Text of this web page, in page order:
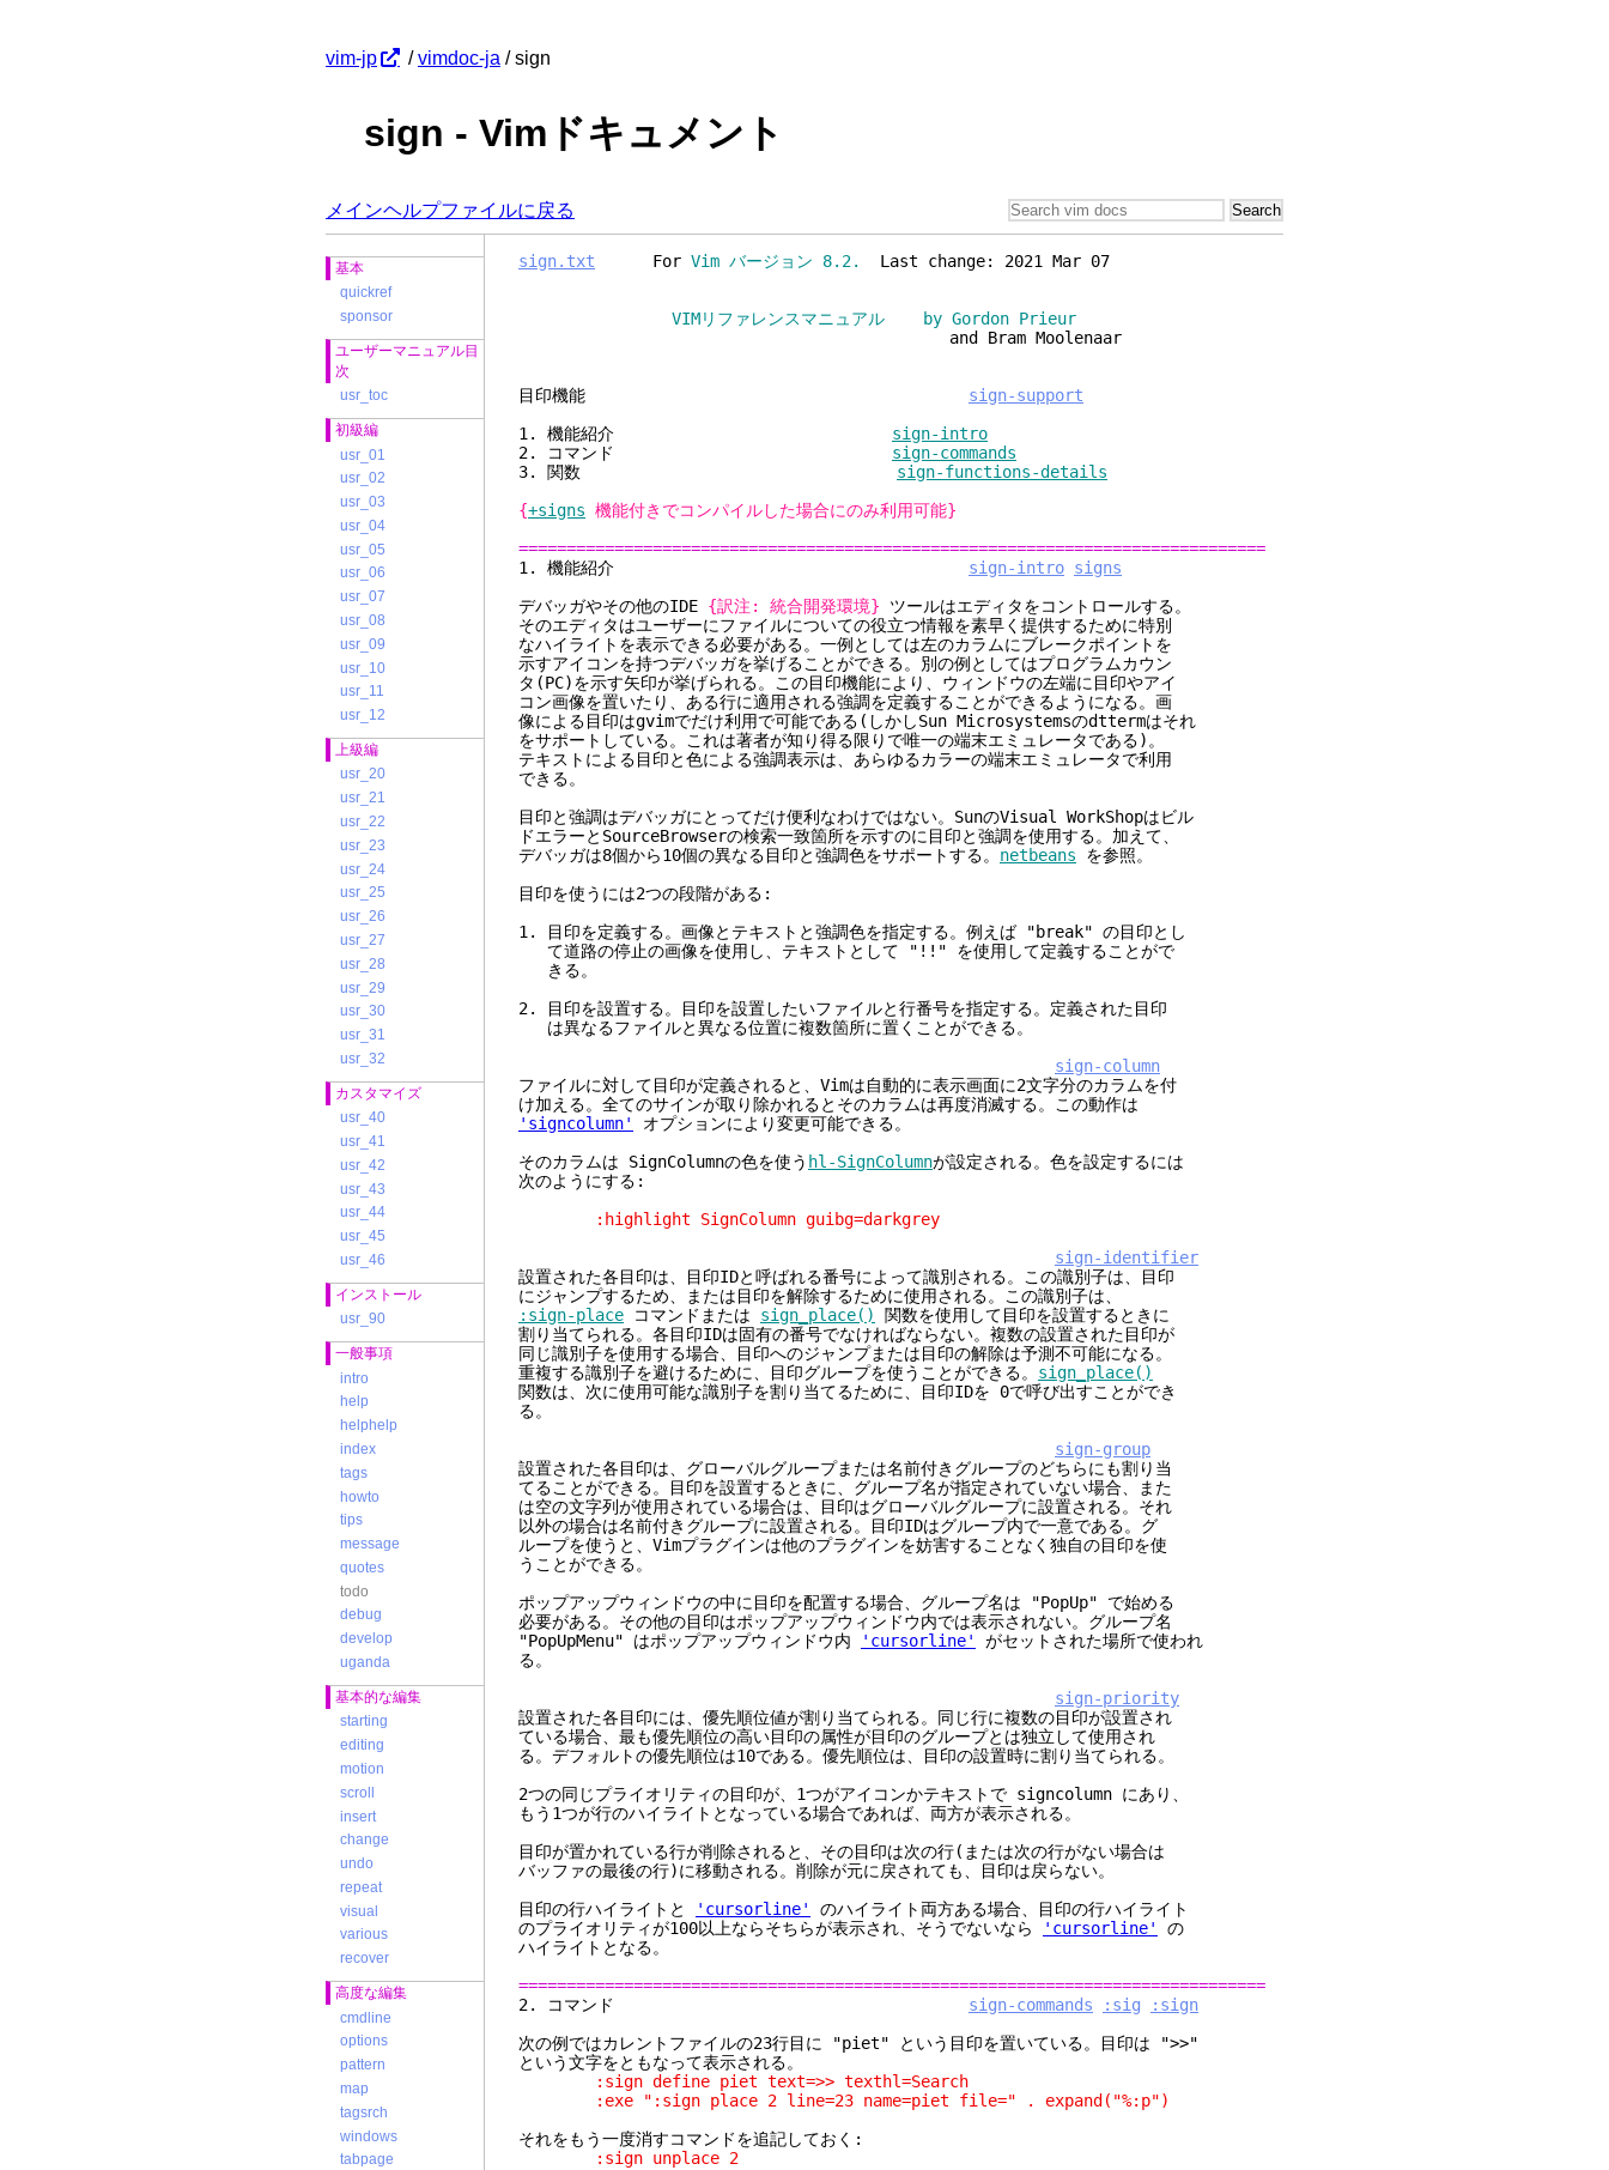
vim-jp /vimdoc-ja / sign
sign - Vimドキュメント
メインヘルプファイルに戻る
基本
quickref
sponsor
ユーザーマニュアル目
次
usr_toc
初級編
usr_01
usr_02
usr_03
usr_04
usr_05
usr_06
usr_07
usr_08
usr_09
usr_10
usr_11
usr_12
上級編
usr_20
usr_21
usr_22
usr_23
usr_24
usr_25
usr_26
usr_27
usr_28
usr_29
usr_30
usr_31
usr_32
カスタマイズ
usr_40
usr_41
usr_42
usr_43
usr_44
usr_45
usr_46
インストール
usr_90
一般事項
intro
help
helphelp
index
tags
howto
tips
message
quotes
todo
debug
develop
uganda
基本的な編集
starting
editing
motion
scroll
insert
change
undo
repeat
visual
various
recover
高度な編集
cmdline
options
pattern
map
tagsrch
windows
tabpage
sign.txt For Vim バージョン 8.2. Last change: 2021 Mar 07
VIMリファレンスマニュアル by Gordon Prieur
and Bram Moolenaar
目印機能 sign-support
1. 機能紹介 sign-intro
2. コマンド sign-commands
3. 関数 sign-functions-details
{+signs 機能付きでコンパイルした場合にのみ利用可能}
==============================================================================
1. 機能紹介 sign-intro signs
デバッガやその他のIDE {訳注: 統合開発環境} ツールはエディタをコントロールする。
そのエディタはユーザーにファイルについての役立つ情報を素早く提供するために特別
なハイライトを表示できる必要がある。一例としては左のカラムにブレークポイントを
示すアイコンを持つデバッガを挙げることができる。別の例としてはプログラムカウン
タ(PC)を示す矢印が挙げられる。この目印機能により、ウィンドウの左端に目印やアイ
コン画像を置いたり、ある行に適用される強調を定義することができるようになる。画
像による目印はgvimでだけ利用で可能である(しかしSun Microsystemsのdttermはそれ
をサポートしている。これは著者が知り得る限りで唯一の端末エミュレータである)。
テキストによる目印と色による強調表示は、あらゆるカラーの端末エミュレータで利用
できる。
目印と強調はデバッガにとってだけ便利なわけではない。SunのVisual WorkShopはビル
ドエラーとSourceBrowserの検索一致箇所を示すのに目印と強調を使用する。加えて、
デバッガは8個から10個の異なる目印と強調色をサポートする。 netbeans を参照。
目印を使うには2つの段階がある:
1. 目印を定義する。画像とテキストと強調色を指定する。例えば "break" の目印とし
て道路の停止の画像を使用し、テキストとして "!!" を使用して定義することがで
きる。
2. 目印を設置する。目印を設置したいファイルと行番号を指定する。定義された目印
は異なるファイルと異なる位置に複数箇所に置くことができる。
sign-column
ファイルに対して目印が定義されると、Vimは自動的に表示画面に2文字分のカラムを付
け加える。全てのサインが取り除かれるとそのカラムは再度消滅する。この動作は
'signcolumn'
オプションにより変更可能できる。
そのカラムは SignColumnの色を使う hl-SignColumnが設定される。色を設定するには
次のようにする:
:highlight SignColumn guibg=darkgrey
sign-identifier
設置された各目印は、目印IDと呼ばれる番号によって識別される。この識別子は、目印
にジャンプするため、または目印を解除するために使用される。この識別子は、
:sign-place コマンドまたは sign_place()
関数を使用して目印を設置するときに
割り当てられる。各目印IDは固有の番号でなければならない。複数の設置された目印が
同じ識別子を使用する場合、目印へのジャンプまたは目印の解除は予測不可能になる。
重複する識別子を避けるために、目印グループを使うことができる。 sign_place()
関数は、次に使用可能な識別子を割り当てるために、目印IDを 0で呼び出すことができ
る。
sign-group
設置された各目印は、グローバルグループまたは名前付きグループのどちらにも割り当
てることができる。目印を設置するときに、グループ名が指定されていない場合、また
は空の文字列が使用されている場合は、目印はグローバルグループに設置される。それ
以外の場合は名前付きグループに設置される。目印IDはグループ内で一意である。グ
ループを使うと、Vimプラグインは他のプラグインを妨害することなく独自の目印を使
うことができる。
ポップアップウィンドウの中に目印を配置する場合、グループ名は "PopUp" で始める
必要がある。その他の目印はポップアップウィンドウ内では表示されない。グループ名
"PopUpMenu" はポップアップウィンドウ内
'cursorline'
がセットされた場所で使われ
る。
sign-priority
設置された各目印には、優先順位値が割り当てられる。同じ行に複数の目印が設置され
ている場合、最も優先順位の高い目印の属性が目印のグループとは独立して使用され
る。デフォルトの優先順位は10である。優先順位は、目印の設置時に割り当てられる。
2つの同じプライオリティの目印が、1つがアイコンかテキストで signcolumn にあり、
もう1つが行のハイライトとなっている場合であれば、両方が表示される。
目印が置かれている行が削除されると、その目印は次の行(または次の行がない場合は
バッファの最後の行)に移動される。削除が元に戻されても、目印は戻らない。
目印の行ハイライトと
'cursorline'
のハイライト両方ある場合、目印の行ハイライト
のプライオリティが100以上ならそちらが表示され、そうでないなら
'cursorline'
の
ハイライトとなる。
==============================================================================
2. コマンド sign-commands :sig
:sign
次の例ではカレントファイルの23行目に "piet" という目印を置いている。目印は ">>"
という文字をともなって表示される。
:sign define piet text=>> texthl=Search
:exe ":sign place 2 line=23 name=piet file=" . expand("%:p")
それをもう一度消すコマンドを追記しておく:
:sign unplace 2